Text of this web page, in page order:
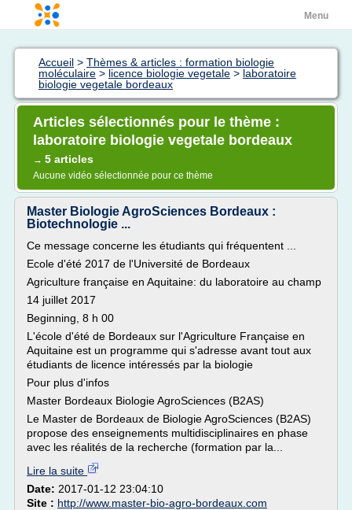
Menu
Accueil > Thèmes & articles : formation biologie
moléculaire > licence biologie vegetale > laboratoire
biologie vegetale bordeaux
Articles sélectionnés pour le thème :
laboratoire biologie vegetale bordeaux
→ 5 articles
Aucune vidéo sélectionnée pour ce thème
Master Biologie AgroSciences Bordeaux :
Biotechnologie ...
Ce message concerne les étudiants qui fréquentent ...
Ecole d'été 2017 de l'Université de Bordeaux
Agriculture française en Aquitaine: du laboratoire au champ
14 juillet 2017
Beginning, 8 h 00
L'école d'été de Bordeaux sur l'Agriculture Française en
Aquitaine est un programme qui s'adresse avant tout aux
étudiants de licence intéressés par la biologie
Pour plus d'infos
Master Bordeaux Biologie AgroSciences (B2AS)
Le Master de Bordeaux de Biologie AgroSciences (B2AS)
propose des enseignements multidisciplinaires en phase
avec les réalités de la recherche (formation par la...
Lire la suite
Date: 2017-01-12 23:04:10
Site : http://www.master-bio-agro-bordeaux.com